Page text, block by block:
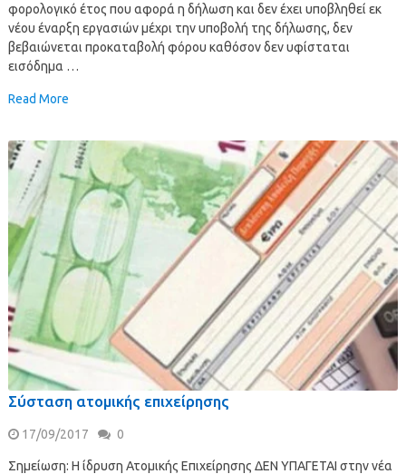
φορολογικό έτος που αφορά η δήλωση και δεν έχει υποβληθεί εκ
νέου έναρξη εργασιών μέχρι την υποβολή της δήλωσης, δεν
βεβαιώνεται προκαταβολή φόρου καθόσον δεν υφίσταται
εισόδημα …
Read More
Σύσταση ατομικής επιχείρησης
17/09/2017 0
Σημείωση: Η ίδρυση Ατομικής Επιχείρησης ΔΕΝ ΥΠΑΓΕΤΑΙ στην νέα